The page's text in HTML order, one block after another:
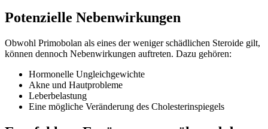
Potenzielle Nebenwirkungen
Obwohl Primobolan als eines der weniger schädlichen Steroide gilt,
können dennoch Nebenwirkungen auftreten. Dazu gehören:
Hormonelle Ungleichgewichte
Akne und Hautprobleme
Leberbelastung
Eine mögliche Veränderung des Cholesterinspiegels